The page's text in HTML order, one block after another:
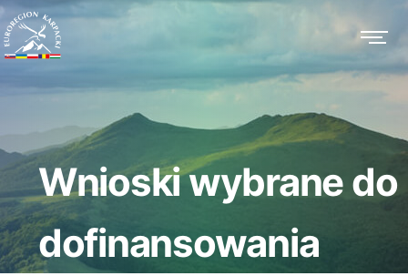
Wnioski wybrane do
dofinansowania